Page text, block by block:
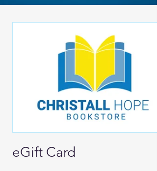
eGift Card